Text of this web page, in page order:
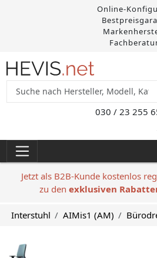
Online-
030 / 23 255
Jetzt als B2B-Kunde kostenlos
zu den exklusiven
Interstuhl AIMis1 (AM)